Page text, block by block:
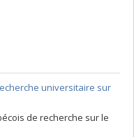
universitaire sur
de recherche sur le